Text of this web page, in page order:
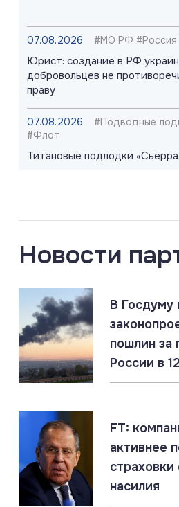
07.08.2026 #МО РФ #Россия
Юрист: создание в РФ
добровольцев не
праву
07.08.2026
#Подводные
#Флот
Титановые подлодки
07.08.2026
Россия создаёт Силы
СВО учтён
07.08.2026 #Запорожская
07.08.2026 #Газ #ЕС
Россия наращивает флот
ЕС бессильны
Новости
В Госдуму
пошлин за
России в
FT:
активнее
страховки
насилия